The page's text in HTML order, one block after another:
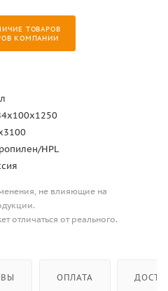
ТОВАРОВ
КОМПАНИИ
HPL
не влияющие на
отличаться от реального.
ОПЛАТА